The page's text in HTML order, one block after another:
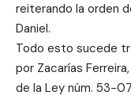
reiterando la orden
Daniel.
Todo esto sucede
por Zacarías
de la Ley núm. 53-